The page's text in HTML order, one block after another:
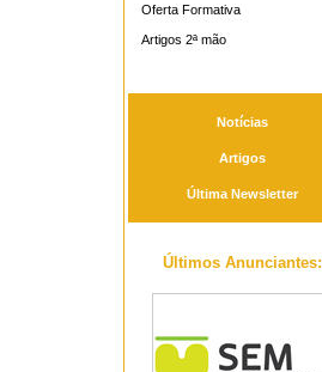
Oferta Formativa
Artigos 2ª mão
Notícias
Artigos
Última Newsletter
Últimos Anunciantes: